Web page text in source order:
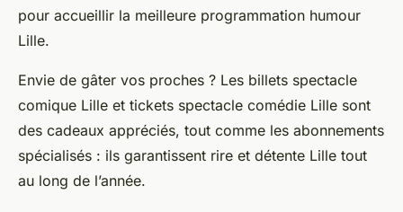
pour accueillir la meilleure programmation humour
Lille.
Envie de gâter vos proches ? Les billets spectacle
comique Lille et tickets spectacle comédie Lille sont
des cadeaux appréciés, tout comme les abonnements
spécialisés : ils garantissent rire et détente Lille tout
au long de l’année.